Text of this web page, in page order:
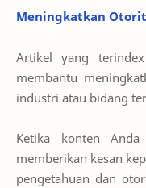
Meningkatkan
Artikel yang
membantu
industri atau bidang
Ketika konten
memberikan kesan
pengetahuan dan